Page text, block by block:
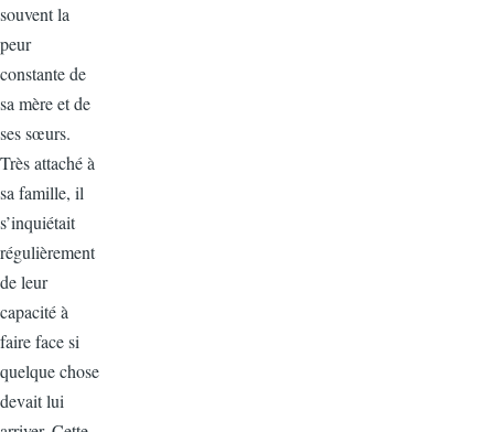
souvent la
peur
constante de
sa mère et de
ses sœurs.
Très attaché à
sa famille, il
s’inquiétait
régulièrement
de leur
capacité à
faire face si
quelque chose
devait lui